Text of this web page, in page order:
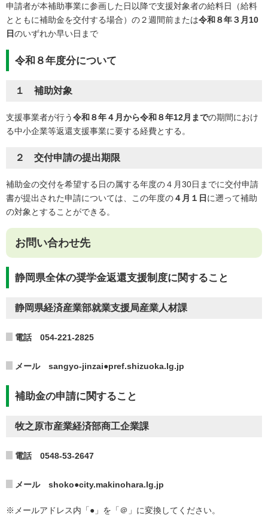
申請者が本補助事業に参画した日以降で支援対象者の給料日（給料
とともに補助金を交付する場合）の２週間前または令和８年３月10
日のいずれか早い日まで
令和８年度分について
１ 補助対象
支援事業者が行う令和８年４月から令和８年12月までの期間におけ
る中小企業等返還支援事業に要する経費とする。
２ 交付申請の提出期限
補助金の交付を希望する日の属する年度の４月30日までに交付申請
書が提出された申請については、この年度の４月１日 に遡って補助
の対象とすることができる。
お問い合わせ先
静岡県全体の奨学金返還支援制度に関すること
静岡県経済産業部就業支援局産業人材課
電話 054-221-2825
メール sangyo-jinzai●pref.shizuoka.lg.jp
補助金の申請に関すること
牧之原市産業経済部商工企業課
電話 0548-53-2647
メール shoko●city.makinohara.lg.jp
※メールアドレス内「●」を「＠」に変換してください。